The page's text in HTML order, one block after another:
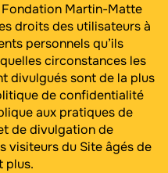
Martin-Matte
droits des utilisateurs à
personnels qu’ils
circonstances les
divulgués sont de la plus
de confidentialité
aux pratiques de
de divulgation de
visiteurs du Site âgés de
plus.